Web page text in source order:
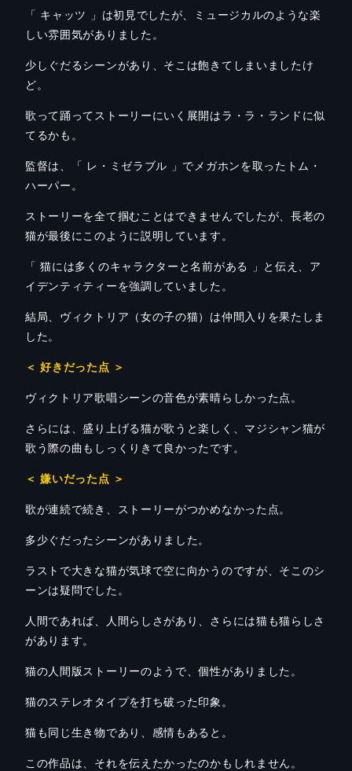
「 キャッツ 」は初見でしたが、ミュージカルのような楽
しい雰囲気がありました。
少しぐだるシーンがあり、そこは飽きてしまいましたけ
ど。
歌って踊ってストーリーにいく展開はラ・ラ・ランドに似
てるかも。
監督は、「 レ・ミゼラブル 」でメガホンを取ったトム・
ハーパー。
ストーリーを全て掴むことはできませんでしたが、長老の
猫が最後にこのように説明しています。
「 猫には多くのキャラクターと名前がある 」と伝え、ア
イデンティティーを強調していました。
結局、ヴィクトリア（女の子の猫）は仲間入りを果たしま
した。
＜ 好きだった点 ＞
ヴィクトリア歌唱シーンの音色が素晴らしかった点。
さらには、盛り上げる猫が歌うと楽しく、マジシャン猫が
歌う際の曲もしっくりきて良かったです。
＜ 嫌いだった点 ＞
歌が連続で続き、ストーリーがつかめなかった点。
多少ぐだったシーンがありました。
ラストで大きな猫が気球で空に向かうのですが、そこのシ
ーンは疑問でした。
人間であれば、人間らしさがあり、 さらには猫も猫らしさ
があります。
猫の人間版ストーリーのようで、個性がありました。
猫のステレオタイプを打ち破った印象。
猫も同じ生き物であり、感情もあると。
この作品は、それを伝えたかったのかもしれません。